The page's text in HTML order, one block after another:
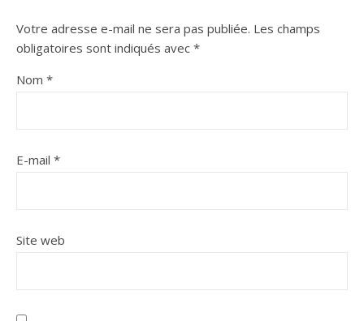
Votre adresse e-mail ne sera pas publiée. Les champs
obligatoires sont indiqués avec *
Nom *
E-mail *
Site web